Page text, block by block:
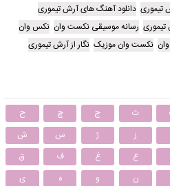
تیموری دانلود آهنگ های آرش تیموری
تیموری رسانه موسیقی نکست وان نکس وان
نکست وان موزیک نگار از آرش تیموری
ث ج چ
ح
ز ژ س
ش
ع غ ف
ق
ن و ه ی